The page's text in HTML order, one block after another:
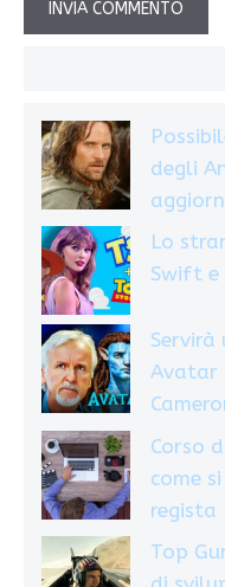
degli
Lo
Swift e
Servirà
Avatar
Corso
come
regista
Top